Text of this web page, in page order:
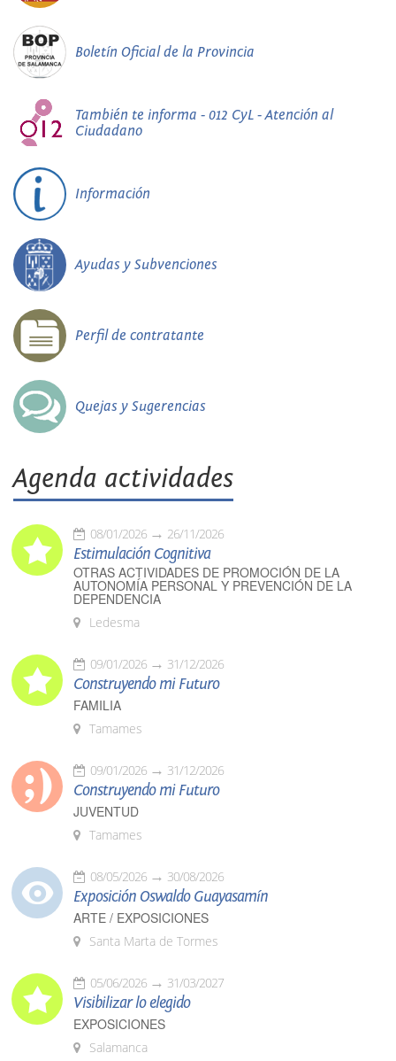
Boletín Oficial de la Provincia
También te informa - 012 CyL - Atención al
Ciudadano
Información
Ayudas y Subvenciones
Perfil de contratante
Quejas y Sugerencias
Agenda actividades
08/01/2026 26/11/2026
Estimulación Cognitiva
OTRAS ACTIVIDADES DE PROMOCIÓN DE LA
AUTONOMÍA PERSONAL Y PREVENCIÓN DE LA
DEPENDENCIA
Ledesma
09/01/2026 31/12/2026
Construyendo mi Futuro
FAMILIA
Tamames
09/01/2026 31/12/2026
Construyendo mi Futuro
JUVENTUD
Tamames
08/05/2026 30/08/2026
Exposición Oswaldo Guayasamín
ARTE / EXPOSICIONES
Santa Marta de Tormes
05/06/2026 31/03/2027
Visibilizar lo elegido
EXPOSICIONES
Salamanca